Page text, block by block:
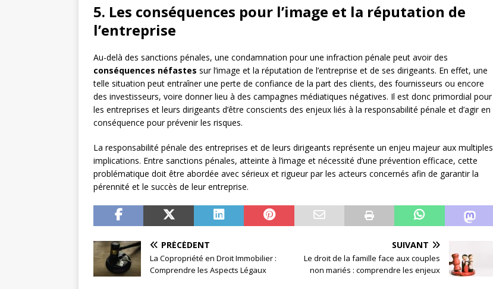
5. Les conséquences pour l’image et la réputation de
l’entreprise
Au-delà des sanctions pénales, une condamnation pour une infraction pénale peut avoir des
conséquences néfastes sur l’image et la réputation de l’entreprise et de ses dirigeants. En effet, une
telle situation peut entraîner une perte de confiance de la part des clients, des fournisseurs ou encore
des investisseurs, voire donner lieu à des campagnes médiatiques négatives. Il est donc primordial pour
les entreprises et leurs dirigeants d’être conscients des enjeux liés à la responsabilité pénale et d’agir en
conséquence pour prévenir les risques.
La responsabilité pénale des entreprises et de leurs dirigeants représente un enjeu majeur aux multiples
implications. Entre sanctions pénales, atteinte à l’image et nécessité d’une prévention efficace, cette
problématique doit être abordée avec sérieux et rigueur par les acteurs concernés afin de garantir la
pérennité et le succès de leur entreprise.
PRÉCÉDENT
La Copropriété en Droit Immobilier :
Comprendre les Aspects Légaux
SUIVANT
Le droit de la famille face aux couples
non mariés : comprendre les enjeux